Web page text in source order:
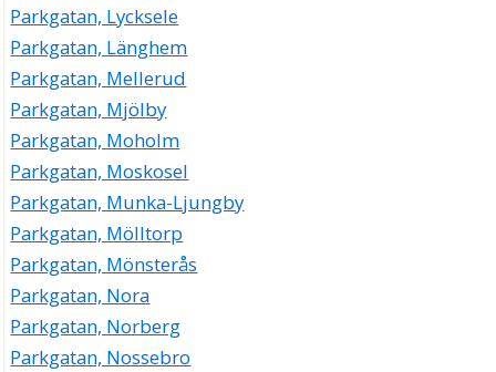
Parkgatan, Lycksele
Parkgatan, Länghem
Parkgatan, Mellerud
Parkgatan, Mjölby
Parkgatan, Moholm
Parkgatan, Moskosel
Parkgatan, Munka-Ljungby
Parkgatan, Mölltorp
Parkgatan, Mönsterås
Parkgatan, Nora
Parkgatan, Norberg
Parkgatan, Nossebro